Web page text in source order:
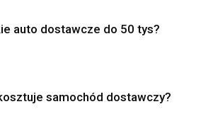
auto dostawcze do 50 tys?
samochód dostawczy?